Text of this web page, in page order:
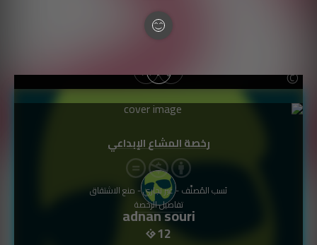
adnan souri
12
رخصة المشاع الإبداعي
نَسب المُصنَّف - غير تجاري - منع الاشتقاق
تفاصيل الرخصة